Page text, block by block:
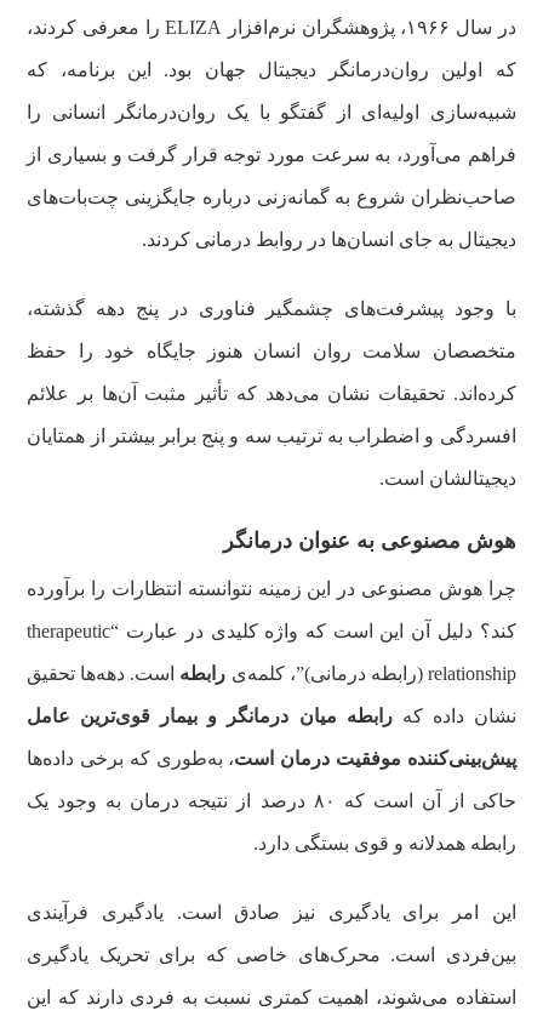
در سال ۱۹۶۶، پژوهشگران نرم‌افزار ELIZA را معرفی کردند،
که اولین روان‌درمانگر دیجیتال جهان بود. این برنامه، که
شبیه‌سازی اولیه‌ای از گفتگو با یک روان‌درمانگر انسانی را
فراهم می‌آورد، به سرعت مورد توجه قرار گرفت و بسیاری از
صاحب‌نظران شروع به گمانه‌زنی درباره جایگزینی چت‌بات‌های
دیجیتال به جای انسان‌ها در روابط درمانی کردند.
با وجود پیشرفت‌های چشمگیر فناوری در پنج دهه گذشته،
متخصصان سلامت روان انسان هنوز جایگاه خود را حفظ
کرده‌اند. تحقیقات نشان می‌دهد که تأثیر مثبت آن‌ها بر علائم
افسردگی و اضطراب به ترتیب سه و پنج برابر بیشتر از همتایان
دیجیتالشان است.
هوش مصنوعی به عنوان درمانگر
چرا هوش مصنوعی در این زمینه نتوانسته انتظارات را برآورده
کند؟ دلیل آن این است که واژه کلیدی در عبارت “therapeutic
relationship (رابطه درمانی)”، کلمه‌ی رابطه است. دهه‌ها تحقیق
نشان داده کهرابطه میان درمانگر و بیمار قوی‌ترین عامل
پیش‌بینی‌کننده موفقیت درمان است، به‌طوری که برخی داده‌ها
حاکی از آن است که ۸۰ درصد از نتیجه درمان به وجود یک
رابطه همدلانه و قوی بستگی دارد.
این امر برای یادگیری نیز صادق است. یادگیری فرآیندی
بین‌فردی است. محرک‌های خاصی که برای تحریک یادگیری
استفاده می‌شوند، اهمیت کمتری نسبت به فردی دارند که این